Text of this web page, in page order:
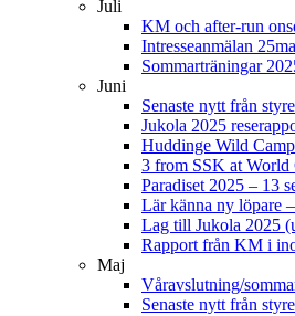
Juli
KM och after-run
Intresseanmälan
Sommarträningar
Juni
Senaste nytt från
Jukola 2025
Huddinge Wild
3 from SSK at World
Paradiset 2025 – 13
Lär känna ny löpare
Lag till Jukola 2025
Rapport från KM i
Maj
Våravslutning/
Senaste nytt från